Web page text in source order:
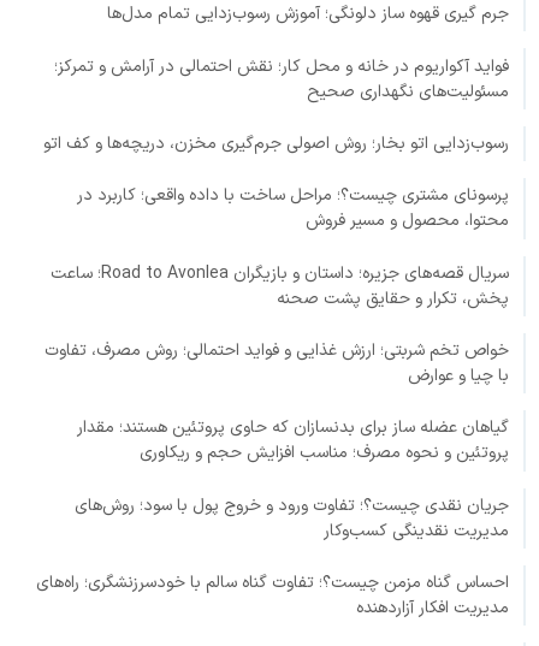
جرم گیری قهوه ساز دلونگی؛ آموزش رسوب‌زدایی تمام مدل‌ها
فواید آکواریوم در خانه و محل کار؛ نقش احتمالی در آرامش و تمرکز؛
مسئولیت‌های نگهداری صحیح
رسوب‌زدایی اتو بخار؛ روش اصولی جرم‌گیری مخزن، دریچه‌ها و کف اتو
پرسونای مشتری چیست؟؛ مراحل ساخت با داده واقعی؛ کاربرد در
محتوا، محصول و مسیر فروش
سریال قصه‌های جزیره؛ داستان و بازیگران Road to Avonlea؛ ساعت
پخش، تکرار و حقایق پشت صحنه
خواص تخم شربتی؛ ارزش غذایی و فواید احتمالی؛ روش مصرف، تفاوت
با چیا و عوارض
گیاهان عضله ساز برای بدنسازان که حاوی پروتئین هستند؛ مقدار
پروتئین و نحوه مصرف؛ مناسب افزایش حجم و ریکاوری
جریان نقدی چیست؟؛ تفاوت ورود و خروج پول با سود؛ روش‌های
مدیریت نقدینگی کسب‌وکار
احساس گناه مزمن چیست؟؛ تفاوت گناه سالم با خودسرزنشگری؛ راه‌های
مدیریت افکار آزاردهنده